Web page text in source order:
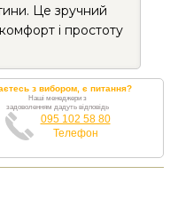
Це зручний
комфорт і простоту
з вибором, є питання?
Наші менеджери з
задоволенням дадуть відповідь
095 102 58 80
Телефон